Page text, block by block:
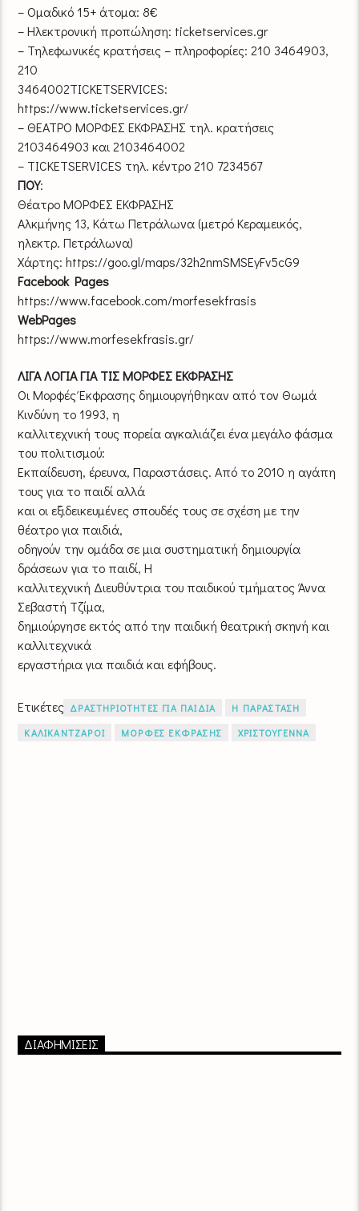
– Ομαδικό 15+ άτομα: 8€
– Ηλεκτρονική προπώληση: ticketservices.gr
– Τηλεφωνικές κρατήσεις – πληροφορίες: 210 3464903,
210
3464002TICKETSERVICES:
https://www.ticketservices.gr/
– ΘΕΑΤΡΟ ΜΟΡΦΕΣ ΕΚΦΡΑΣΗΣ τηλ. κρατήσεις
2103464903 και 2103464002
– TICKETSERVICES τηλ. κέντρο 210 7234567
ΠΟΥ:
Θέατρο ΜΟΡΦΕΣ ΕΚΦΡΑΣΗΣ
Αλκμήνης 13, Κάτω Πετράλωνα (μετρό Κεραμεικός,
ηλεκτρ. Πετράλωνα)
Χάρτης: https://goo.gl/maps/32h2nmSMSEyFv5cG9
Facebook Pages
https://www.facebook.com/morfesekfrasis
WebPages
https://www.morfesekfrasis.gr/
ΛΙΓΑ ΛΟΓΙΑ ΓΙΑ ΤΙΣ ΜΟΡΦΕΣ ΕΚΦΡΑΣΗΣ
Οι Μορφές Έκφρασης δημιουργήθηκαν από τον Θωμά
Κινδύνη το 1993, η
καλλιτεχνική τους πορεία αγκαλιάζει ένα μεγάλο φάσμα
του πολιτισμού:
Εκπαίδευση, έρευνα, Παραστάσεις. Από το 2010 η αγάπη
τους για το παιδί αλλά
και οι εξιδεικευμένες σπουδές τους σε σχέση με την
θέατρο για παιδιά,
οδηγούν την ομάδα σε μια συστηματική δημιουργία
δράσεων για το παιδί, Η
καλλιτεχνική Διευθύντρια του παιδικού τμήματος Άννα
Σεβαστή Τζίμα,
δημιούργησε εκτός από την παιδική θεατρική σκηνή και
καλλιτεχνικά
εργαστήρια για παιδιά και εφήβους.
Ετικέτες ΔΡΑΣΤΗΡΙΟΤΗΤΕΣ ΓΙΑ ΠΑΙΔΙΑ
Η ΠΑΡΑΣΤΑΣΗ
ΚΑΛΙΚΑΝΤΖΑΡΟΙ
ΜΟΡΦΕΣ ΕΚΦΡΑΣΗΣ ΧΡΙΣΤΟΥΓΕΝΝΑ
ΔΙΑΦΗΜΙΣΕΙΣ